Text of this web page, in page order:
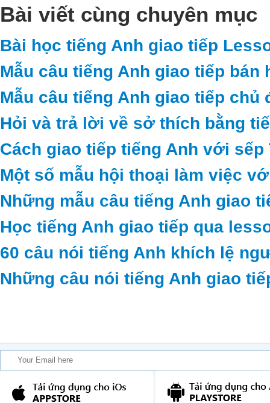
Bài viết cùng chuyên mục
Bài học tiếng Anh giao tiếp
Mẫu câu tiếng Anh giao tiếp bán
Mẫu câu tiếng Anh giao tiếp
Hỏi và trả lời về sở thích bằng
Cách giao tiếp tiếng Anh với sếp
Một số mẫu hội thoại làm việc
Những mẫu câu tiếng Anh giao
Học tiếng Anh giao tiếp qua
60 câu nói tiếng Anh khích lệ
Những câu nói tiếng Anh giao